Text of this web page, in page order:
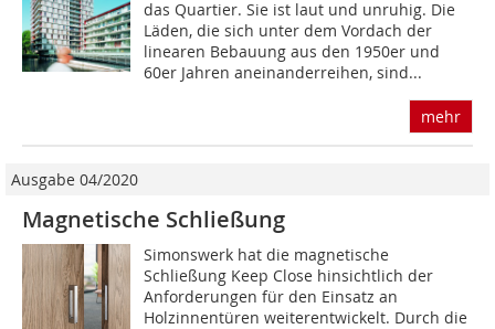
das Quartier. Sie ist laut und unruhig. Die
Läden, die sich unter dem Vordach der
linearen Bebauung aus den 1950er und
60er Jahren aneinanderreihen, sind...
mehr
Ausgabe 04/2020
Magnetische Schließung
Simonswerk hat die magnetische
Schließung Keep Close hinsichtlich der
Anforderungen für den Einsatz an
Holzinnentüren weiterentwickelt. Durch die